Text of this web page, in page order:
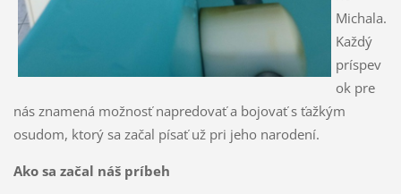
Michala.
Každý
príspev
ok pre
nás znamená možnosť napredovať a bojovať s ťažkým
osudom, ktorý sa začal písať už pri jeho narodení.
Ako sa začal náš príbeh